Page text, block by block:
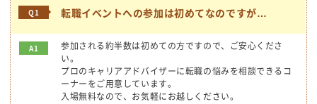
Q1 転職イベントへの参加は初めてなのですが…
A1
参加される約半数は初めての方ですので、ご安心くださ
い。
プロのキャリアアドバイザーに転職の悩みを相談できるコ
ーナーをご用意しています。
入場無料なので、お気軽にお越しください。